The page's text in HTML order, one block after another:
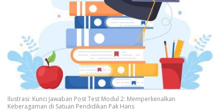
Ilustrasi: Kunci Jawaban Post Test Modul 2: Memperkenalkan
Keberagaman di Satuan Pendidikan Pak Hans